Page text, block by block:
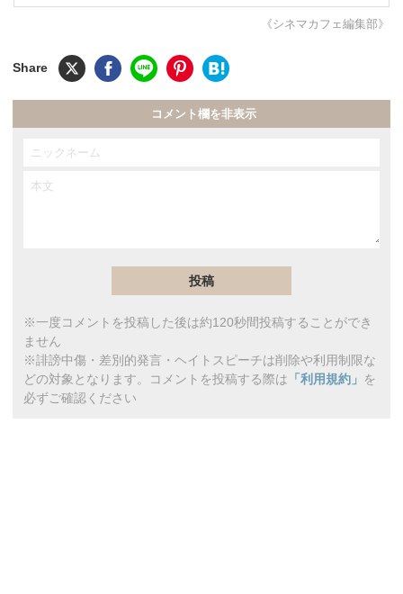
《シネマカフェ編集部》
コメント欄を非表示
※一度コメントを投稿した後は約120秒間投稿することができ
ません
※誹謗中傷・差別的発言・ヘイトスピーチは削除や利用制限な
どの対象となります。コメントを投稿する際は 「利用規約」 を
必ずご確認ください